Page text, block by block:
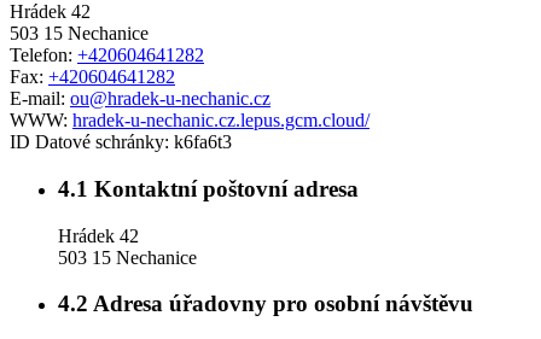
Hrádek 42
503 15 Nechanice
Telefon: +420604641282
Fax: +420604641282
E-mail: ou@hradek-u-nechanic.cz
WWW: hradek-u-nechanic.cz.lepus.gcm.cloud/
ID Datové schránky: k6fa6t3
4.1 Kontaktní poštovní adresa
Hrádek 42
503 15 Nechanice
4.2 Adresa úřadovny pro osobní návštěvu